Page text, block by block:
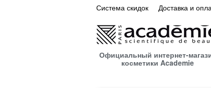
Система скидок Доставка и
Официальный интернет-
косметики Academie